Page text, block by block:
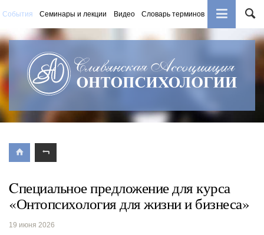
События Семинары и лекции Видео Словарь терминов Книги
Cпециальное предложение для курса
«Онтопсихология для жизни и бизнеса»
19 июня 2026